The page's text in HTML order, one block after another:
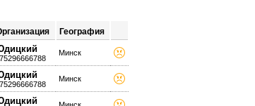
География
Минск
Минск
Минск